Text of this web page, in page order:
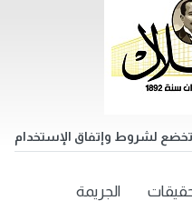
لشروط وإتفاق الإستخدام
الجريمة